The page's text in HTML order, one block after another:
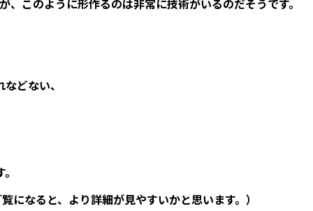
このように形作るのは非常に技術がいるのだそうです。
どない、
なると、より詳細が見やすいかと思います。）